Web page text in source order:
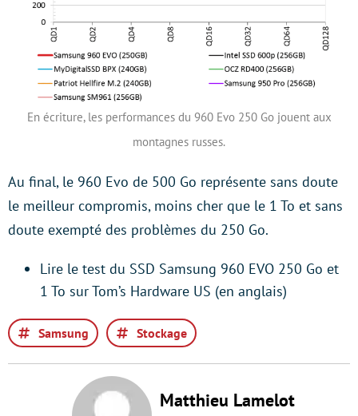
En écriture, les performances du 960 Evo 250 Go jouent aux
montagnes russes.
Au final, le 960 Evo de 500 Go représente sans doute
le meilleur compromis, moins cher que le 1 To et sans
doute exempté des problèmes du 250 Go.
Lire le test du SSD Samsung 960 EVO 250 Go et
1 To sur Tom’s Hardware US (en anglais)
Samsung Stockage
Matthieu Lamelot